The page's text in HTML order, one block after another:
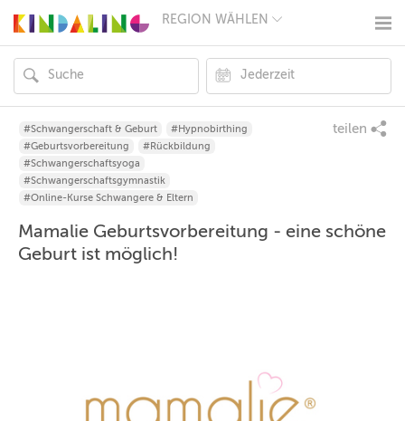
REGION WÄHLEN
MÜNCHEN
HAMBURG
FRANKFURT
KÖLN
DÜSSELDORF
STUTTGART
LEIPZIG
NÜRNBERG
WIEN
#Schwangerschaft & Geburt
#Hypnobirthing
#Geburtsvorbereitung
#Rückbildung
#Schwangerschaftsyoga
#Schwangerschaftsgymnastik
#Online-Kurse Schwangere & Eltern
teilen
Mamalie Geburtsvorbereitung - eine schöne
Geburt ist möglich!